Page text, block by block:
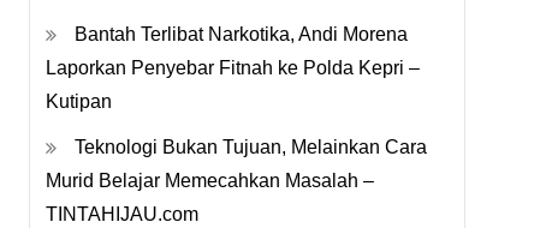
Bantah Terlibat Narkotika, Andi Morena
Laporkan Penyebar Fitnah ke Polda Kepri –
Kutipan
Teknologi Bukan Tujuan, Melainkan Cara
Murid Belajar Memecahkan Masalah –
TINTAHIJAU.com